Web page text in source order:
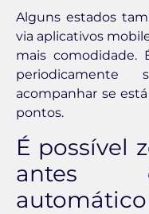
Alguns estados
via aplicativos
mais comodidade.
periodicamente
acompanhar se
pontos.
É possível
antes
automático